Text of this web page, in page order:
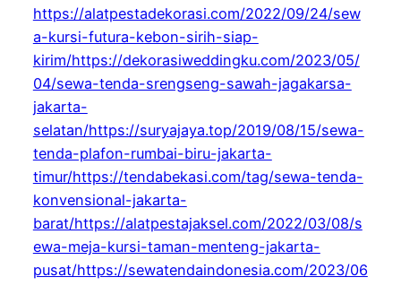
https://alatpestadekorasi.com/2022/09/24/sew
a-kursi-futura-kebon-sirih-siap-
kirim/https://dekorasiweddingku.com/2023/05/
04/sewa-tenda-srengseng-sawah-jagakarsa-
jakarta-
selatan/https://suryajaya.top/2019/08/15/sewa-
tenda-plafon-rumbai-biru-jakarta-
timur/https://tendabekasi.com/tag/sewa-tenda-
konvensional-jakarta-
barat/https://alatpestajaksel.com/2022/03/08/s
ewa-meja-kursi-taman-menteng-jakarta-
pusat/https://sewatendaindonesia.com/2023/06